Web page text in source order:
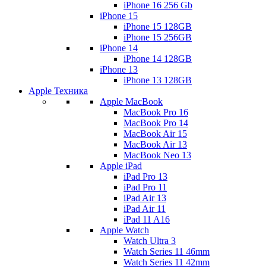
iPhone 16 256 Gb
iPhone 15
iPhone 15 128GB
iPhone 15 256GB
iPhone 14
iPhone 14 128GB
iPhone 13
iPhone 13 128GB
Apple Техника
Apple MacBook
MacBook Pro 16
MacBook Pro 14
MacBook Air 15
MacBook Air 13
MacBook Neo 13
Apple iPad
iPad Pro 13
iPad Pro 11
iPad Air 13
iPad Air 11
iPad 11 A16
Apple Watch
Watch Ultra 3
Watch Series 11 46mm
Watch Series 11 42mm